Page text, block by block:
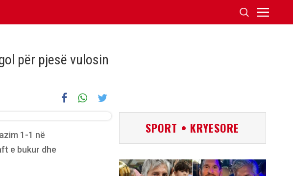
për pjesë vulosin
1-1 në
e bukur dhe
SPORT • KRYESORE